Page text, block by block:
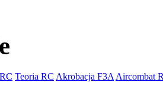
Teoria RC Akrobacja F3AAircombat